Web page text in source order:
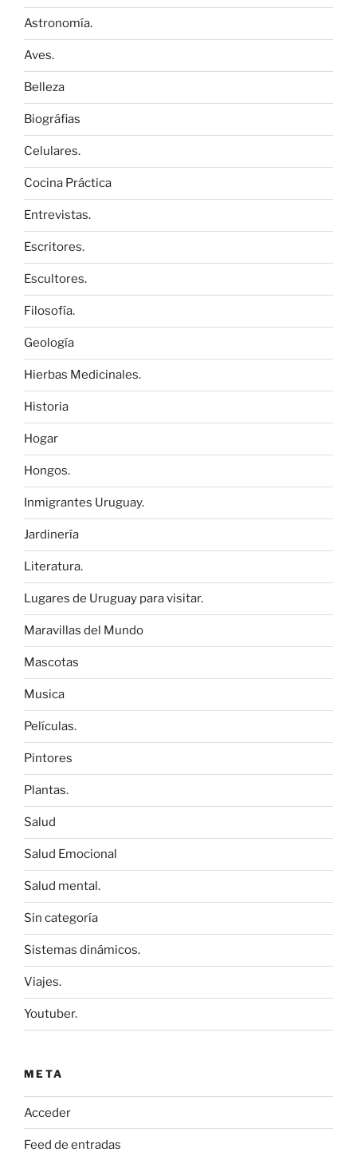
Astronomía.
Aves.
Belleza
Biográfias
Celulares.
Cocina Práctica
Entrevistas.
Escritores.
Escultores.
Filosofía.
Geología
Hierbas Medicinales.
Historia
Hogar
Hongos.
Inmigrantes Uruguay.
Jardinería
Literatura.
Lugares de Uruguay para visitar.
Maravillas del Mundo
Mascotas
Musica
Películas.
Pintores
Plantas.
Salud
Salud Emocional
Salud mental.
Sin categoría
Sistemas dinámicos.
Viajes.
Youtuber.
META
Acceder
Feed de entradas